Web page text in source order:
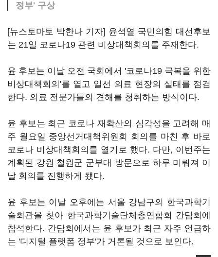
정부' 구상
[뉴스토마토 박한나 기자] 윤석열 국민의힘 대선후보
는 21일 코로나19 관련 비상대책회의를 주재한다.
윤 후보는 이날 오전 국회에서 '코로나19 극복을 위한
비상대책회의'를 열고 일선 의료 현장의 실태를 점검
한다. 의료 전문가들의 견해를 청취하는 방식이다.
윤 후보는 최근 코로나 재확산의 심각성을 고려해 매
주 월요일 중앙선거대책위원회 회의를 마친 후 바로
코로나 비상대책회의를 열기로 했다. 다만, 이번주는
계획된 강원 철원군 군부대 방문으로 하루 미뤄져 이
날 회의를 진행하게 됐다.
윤 후보는 이날 오후에는 서울 강남구의 한국과학기
술회관을 찾아 한국과학기술단체총연합회 간담회에
참석한다. 간담회에서는 윤 후보가 최근 자주 언급하
는 '디지털 플랫폼 정부'가 거론될 것으로 보인다.